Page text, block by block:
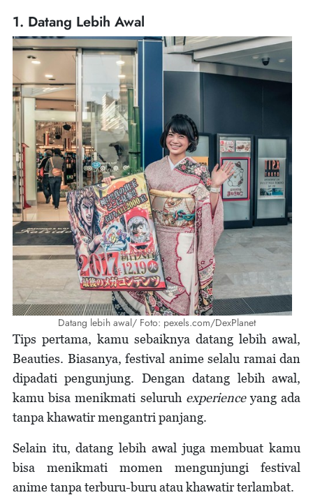
1. Datang Lebih Awal
Datang lebih awal/ Foto: pexels.com/DexPlanet
Tips pertama, kamu sebaiknya datang lebih awal,
Beauties. Biasanya, festival anime selalu ramai dan
dipadati pengunjung. Dengan datang lebih awal,
kamu bisa menikmati seluruh experienceyang ada
tanpa khawatir mengantri panjang.
Selain itu, datang lebih awal juga membuat kamu
bisa menikmati momen mengunjungi festival
anime tanpa terburu-buru atau khawatir terlambat.